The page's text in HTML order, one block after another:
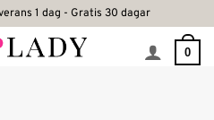
1 dag - Gratis 30 dagar
0